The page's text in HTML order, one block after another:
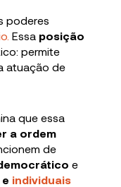
poderes
Essa posição
permite
atuação de
que essa
a ordem
de
e
individuais